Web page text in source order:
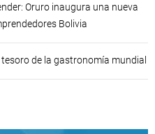
Oruro inaugura una nueva
Bolivia
de la gastronomía mundial